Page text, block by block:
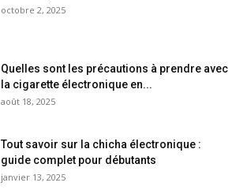
octobre 2, 2025
Quelles sont les précautions à prendre avec
la cigarette électronique en...
août 18, 2025
Tout savoir sur la chicha électronique :
guide complet pour débutants
janvier 13, 2025